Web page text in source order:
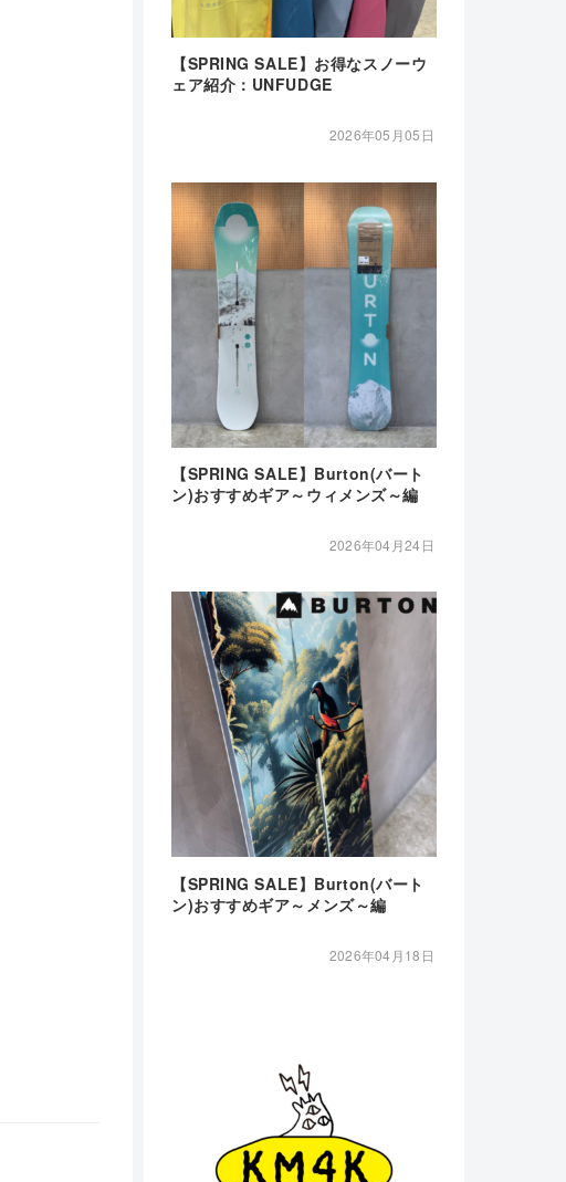
【SPRING SALE】お得なスノーウ
ェア紹介：UNFUDGE
2026年05月05日
【SPRING SALE】Burton(バート
ン)おすすめギア～ウィメンズ～編
2026年04月24日
【SPRING SALE】Burton(バート
ン)おすすめギア～メンズ～編
2026年04月18日